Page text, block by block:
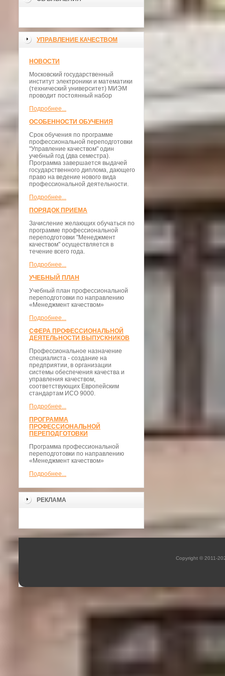
УПРАВЛЕНИЕ КАЧЕСТВОМ
НОВОСТИ
Московский государственный
институт электроники и математики
(технический университет) МИЭМ
проводит постоянный набор
Подробнее...
ОСОБЕННОСТИ ОБУЧЕНИЯ
Срок обучения по программе
профессиональной переподготовки
"Управление качеством" один
учебный год (два семестра).
Программа завершается выдачей
государственного диплома, дающего
право на ведение нового вида
профессиональной деятельности.
Подробнее...
ПОРЯДОК ПРИЕМА
Зачисление желающих обучаться по
программе профессиональной
переподготовки "Менеджмент
качеством" осуществляется в
течение всего года.
Подробнее...
УЧЕБНЫЙ ПЛАН
Учебный план профессиональной
переподготовки по направлению
«Менеджмент качеством»
Подробнее...
СФЕРА ПРОФЕССИОНАЛЬНОЙ
ДЕЯТЕЛЬНОСТИ ВЫПУСКНИКОВ
Профессиональное назначение
специалиста - создание на
предприятии, в организации
системы обеспечения качества и
управления качеством,
соответствующих Европейским
стандартам ИСО 9000.
Подробнее...
ПРОГРАММА
ПРОФЕССИОНАЛЬНОЙ
ПЕРЕПОДГОТОВКИ
Программа профессиональной
переподготовки по направлению
«Менеджмент качеством»
Подробнее...
РЕКЛАМА
Copyright © 2011-